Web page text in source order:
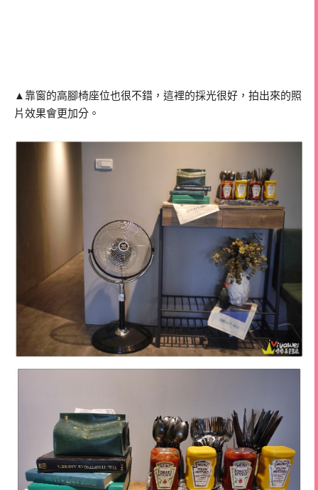
▲靠窗的高腳椅座位也很不錯，這裡的採光很好，拍出來的照
片效果會更加分。